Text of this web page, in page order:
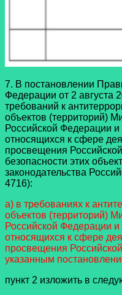
7. В постановлении
Федерации от 2 августа
требований к
объектов (территорий)
Российской Федерации и
относящихся к сфере
просвещения
безопасности этих
законодательства
4716):
а) в требованиях к
объектов (территорий)
Российской Федерации и
относящихся к сфере
просвещения
указанным
пункт 2 изложить в